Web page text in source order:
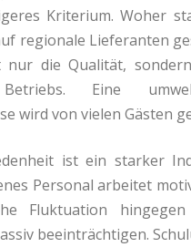
Kriterium. Woher
regionale Lieferanten
nur die Qualität,
Eine
wird von vielen Gästen
ist ein starker
Personal arbeitet
Fluktuation
beeinträchtigen.